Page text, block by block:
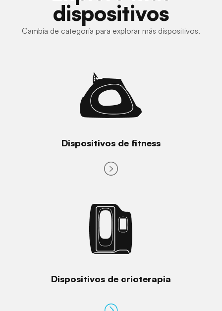
dispositivos
Cambia de categoría para explorar más dispositivos.
Dispositivos de fitness
Dispositivos de crioterapia